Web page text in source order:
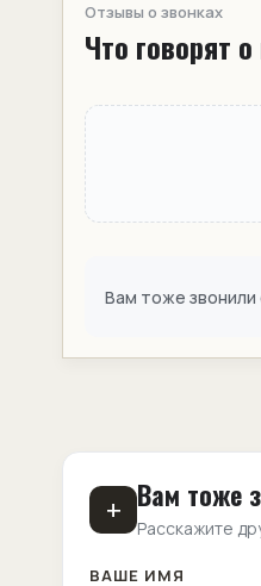
Отзывы о звонках
Что говорят
Вам тоже звонили
+ Вам тоже
Расскажите
ВАШЕ ИМЯ